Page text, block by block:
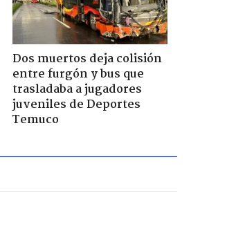
Dos muertos deja colisión
entre furgón y bus que
trasladaba a jugadores
juveniles de Deportes
Temuco